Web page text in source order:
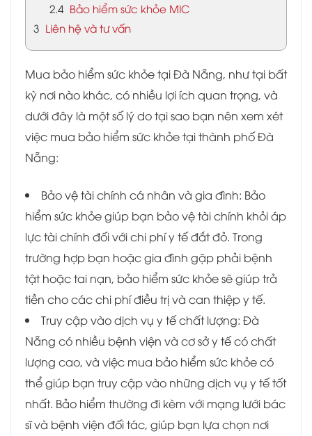
2.4 Bảo hiểm sức khỏe MIC
3 Liên hệ và tư vấn
Mua bảo hiểm sức khỏe tại Đà Nẵng, như tại bất
kỳ nơi nào khác, có nhiều lợi ích quan trọng, và
dưới đây là một số lý do tại sao bạn nên xem xét
việc mua bảo hiểm sức khỏe tại thành phố Đà
Nẵng:
Bảo vệ tài chính cá nhân và gia đình: Bảo
hiểm sức khỏe giúp bạn bảo vệ tài chính khỏi áp
lực tài chính đối với chi phí y tế đắt đỏ. Trong
trường hợp bạn hoặc gia đình gặp phải bệnh
tật hoặc tai nạn, bảo hiểm sức khỏe sẽ giúp trả
tiền cho các chi phí điều trị và can thiệp y tế.
Truy cập vào dịch vụ y tế chất lượng: Đà
Nẵng có nhiều bệnh viện và cơ sở y tế có chất
lượng cao, và việc mua bảo hiểm sức khỏe có
thể giúp bạn truy cập vào những dịch vụ y tế tốt
nhất. Bảo hiểm thường đi kèm với mạng lưới bác
sĩ và bệnh viện đối tác, giúp bạn lựa chọn nơi